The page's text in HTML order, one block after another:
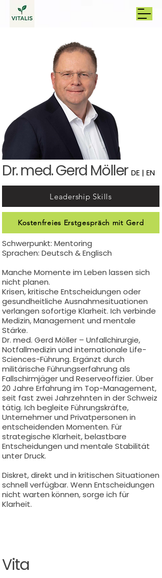
Dr. med. Gerd Möller DE | EN
Leadership Skills
Kostenfreies Erstgespräch mit Gerd
​Schwerpunkt: Mentoring
Sprachen: Deutsch & Englisch
Manche Momente im Leben lassen sich
nicht planen.
Krisen, kritische Entscheidungen oder
gesundheitliche Ausnahmesituationen
verlangen sofortige Klarheit. Ich verbinde
Medizin, Management und mentale
Stärke.
Dr. med. Gerd Möller – Unfallchirurgie,
Notfallmedizin und internationale Life-
Sciences-Führung. Ergänzt durch
militärische Führungserfahrung als
Fallschirmjäger und Reserveoffizier. Über
20 Jahre Erfahrung im Top-Management,
seit fast zwei Jahrzehnten in der Schweiz
tätig. Ich begleite Führungskräfte,
Unternehmer und Privatpersonen in
entscheidenden Momenten. Für
strategische Klarheit, belastbare
Entscheidungen und mentale Stabilität
unter Druck.
Diskret, direkt und in kritischen Situationen
schnell verfügbar. Wenn Entscheidungen
nicht warten können, sorge ich für
Klarheit.
Vita